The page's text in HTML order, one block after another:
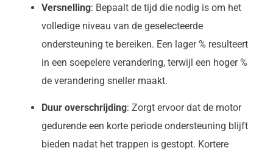
Versnelling: Bepaalt de tijd die nodig is om het
volledige niveau van de geselecteerde
ondersteuning te bereiken. Een lager % resulteert
in een soepelere verandering, terwijl een hoger %
de verandering sneller maakt.
Duur overschrijding: Zorgt ervoor dat de motor
gedurende een korte periode ondersteuning blijft
bieden nadat het trappen is gestopt. Kortere